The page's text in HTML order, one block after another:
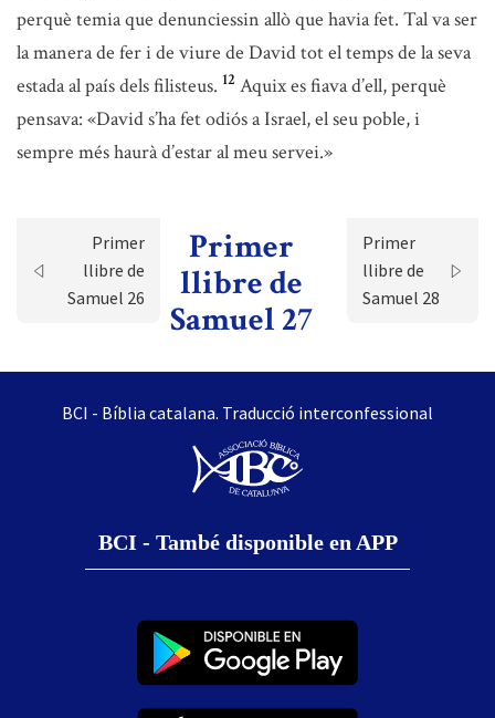
perquè temia que denunciessin allò que havia fet. Tal va ser
la manera de fer i de viure de David tot el temps de la seva
estada al país dels filisteus. 12 Aquix es fiava d’ell, perquè
pensava: «David s’ha fet odiós a Israel, el seu poble, i
sempre més haurà d’estar al meu servei.»
Primer
llibre de
Samuel 26
Primer
llibre de
Samuel 27
Primer
llibre de
Samuel 28
BCI - Bíblia catalana. Traducció interconfessional
BCI - També disponible en APP